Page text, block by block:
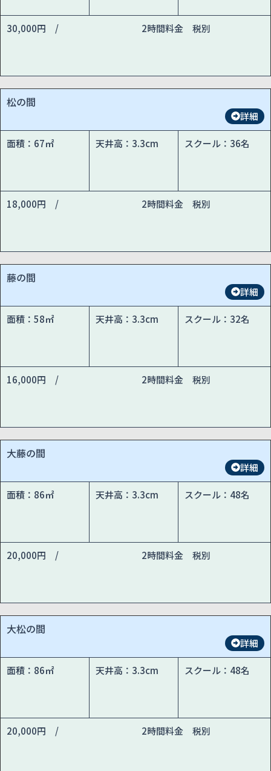
30,000円 / 2時間料金 税別
松の間
詳細
面積：67㎡ 天井高：3.3cm スクール：36名
18,000円 / 2時間料金 税別
藤の間
詳細
面積：58㎡ 天井高：3.3cm スクール：32名
16,000円 / 2時間料金 税別
大藤の間
詳細
面積：86㎡ 天井高：3.3cm スクール：48名
20,000円 / 2時間料金 税別
大松の間
詳細
面積：86㎡ 天井高：3.3cm スクール：48名
20,000円 / 2時間料金 税別